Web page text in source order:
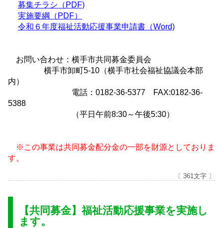
募集チラシ（PDF)
実施要綱（PDF）
令和６年度福祉活動応援事業申請書（Word)
お問い合わせ：横手市共同募金委員会
横手市卸町5-10（横手市社会福祉協議会本部
内）
電話：0182-36-5377 FAX:0182-36-
5388
（平日午前8:30～午後5:30）
※この事業は共同募金配分金の一部を財源としておりま
す。
〔 361文字 〕
【共同募金】福祉活動応援事業を実施し
ます。